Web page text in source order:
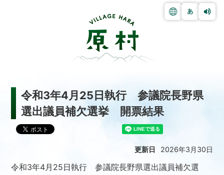
令和3年4月25日執行 参議院長野県
選出議員補欠選挙 開票結果
更新日 2026年3月30日
令和3年4月25日執行 参議院長野県選出議員補欠選